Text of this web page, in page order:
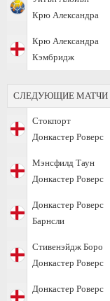
Крю Александра
Крю Александра
Кэмбридж
СЛЕДУЮЩИЕ МАТЧИ
Стокпорт
Донкастер Роверс
Мэнсфилд Таун
Донкастер Роверс
Донкастер Роверс
Барнсли
Стивенэйдж Боро
Донкастер Роверс
Донкастер Роверс